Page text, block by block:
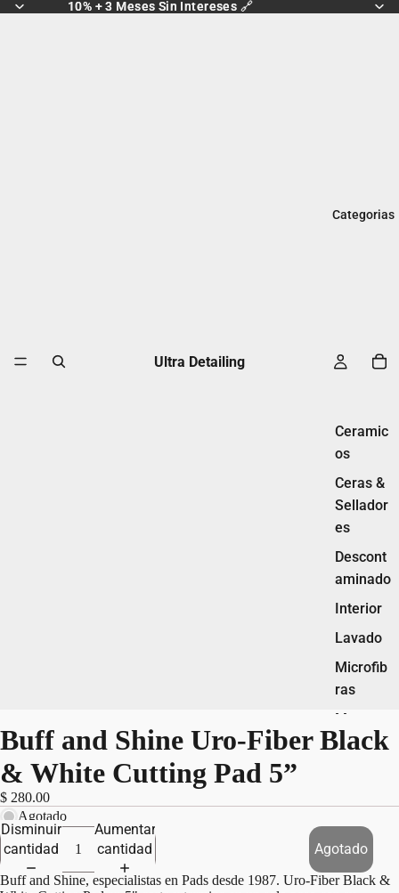
10% + 3 Meses Sin Intereses 🔗
10% + 3 Meses Sin Intereses 🔗
Categorias
Ceramic
os
Ceras &
Sellador
es
Descont
aminado
Interior
Lavado
Microfib
ras
Motor
Pads
Pulimen
tos
Rines &
Ultra Detailing
Buff and Shine Uro-Fiber Black
& White Cutting Pad 5”
$ 280.00
Agotado
Disminuir
cantidad
Aumentar
cantidad
Agotado
Buff and Shine, especialistas en Pads desde 1987. Uro-Fiber Black &